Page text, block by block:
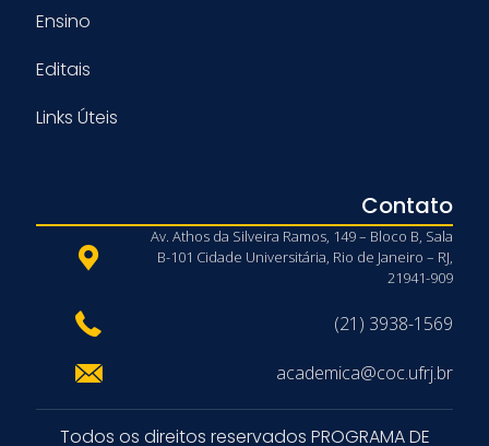
Ensino
Editais
Links Úteis
Contato
Av. Athos da Silveira Ramos, 149 – Bloco B, Sala
B-101 Cidade Universitária, Rio de Janeiro – RJ,
21941-909
(21) 3938-1569
academica@coc.ufrj.br
Todos os direitos reservados PROGRAMA DE